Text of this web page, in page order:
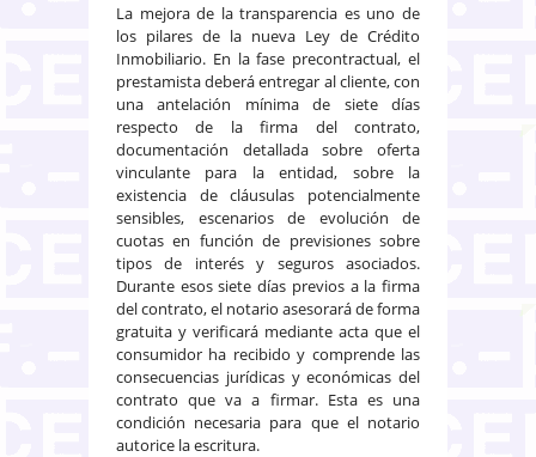
La mejora de la transparencia es uno de
los pilares de la nueva Ley de Crédito
Inmobiliario. En la fase precontractual, el
prestamista deberá entregar al cliente, con
una antelación mínima de siete días
respecto de la firma del contrato,
documentación detallada sobre oferta
vinculante para la entidad, sobre la
existencia de cláusulas potencialmente
sensibles, escenarios de evolución de
cuotas en función de previsiones sobre
tipos de interés y seguros asociados.
Durante esos siete días previos a la firma
del contrato, el notario asesorará de forma
gratuita y verificará mediante acta que el
consumidor ha recibido y comprende las
consecuencias jurídicas y económicas del
contrato que va a firmar. Esta es una
condición necesaria para que el notario
autorice la escritura.